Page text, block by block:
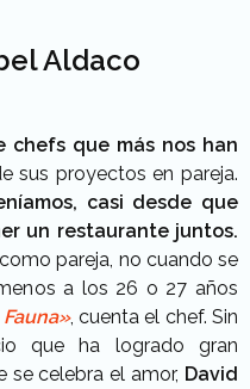
Aldaco
chefs que más nos han
sus proyectos en pareja.
casi desde que
un restaurante juntos.
pareja, no cuando se
a los 26 o 27 años
Fauna», cuenta el chef. Sin
que ha logrado gran
celebra el amor, David